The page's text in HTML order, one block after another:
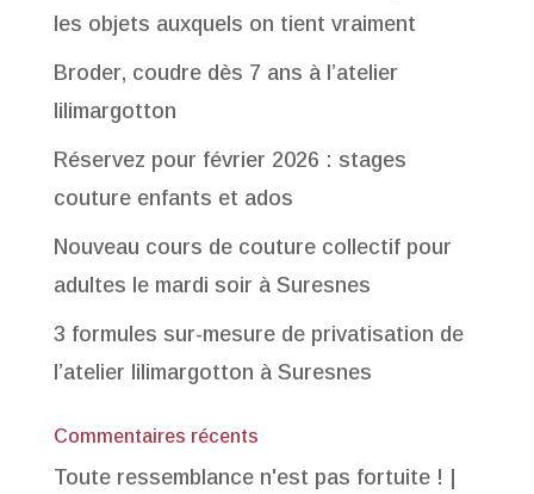
les objets auxquels on tient vraiment
Broder, coudre dès 7 ans à l’atelier
lilimargotton
Réservez pour février 2026 : stages
couture enfants et ados
Nouveau cours de couture collectif pour
adultes le mardi soir à Suresnes
3 formules sur-mesure de privatisation de
l’atelier lilimargotton à Suresnes
Commentaires récents
Toute ressemblance n'est pas fortuite ! |